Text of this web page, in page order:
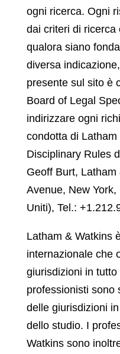
ogni ricerca. Ogni
dai criteri di ricerca
qualora siano
diversa
presente sul sito è
Board of Legal
indirizzare ogni
condotta di
Disciplinary Rules
Geoff Burt, Latham
Avenue, New
Uniti), Tel.:
Latham & Watkins
internazionale che
giurisdizioni in
professionisti sono
delle giurisdizioni
dello studio. I
Watkins sono